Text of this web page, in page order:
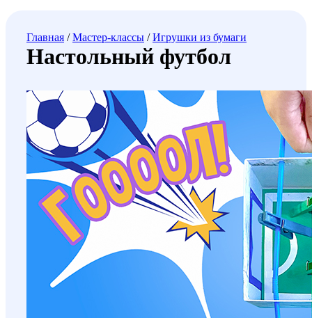
Главная /Мастер-классы /Игрушки из бумаги
Настольный футбол